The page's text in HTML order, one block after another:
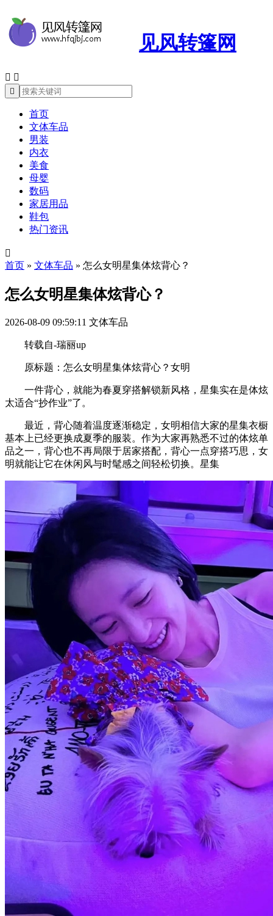
见风转篷网
 

首页
文体车品
男装
内衣
美食
母婴
数码
家居用品
鞋包
热门资讯

首页 » 文体车品 » 怎么女明星集体炫背心？
怎么女明星集体炫背心？
2026-08-09 09:59:11 文体车品
转载自-瑞丽up
原标题：怎么女明星集体炫背心？女明
一件背心，就能为春夏穿搭解锁新风格，星集实在是体炫
太适合“抄作业”了。
最近，背心随着温度逐渐稳定，女明相信大家的星集衣橱
基本上已经更换成夏季的服装。作为大家再熟悉不过的体炫单
品之一，背心也不再局限于居家搭配，背心一点穿搭巧思，女
明就能让它在休闲风与时髦感之间轻松切换。星集